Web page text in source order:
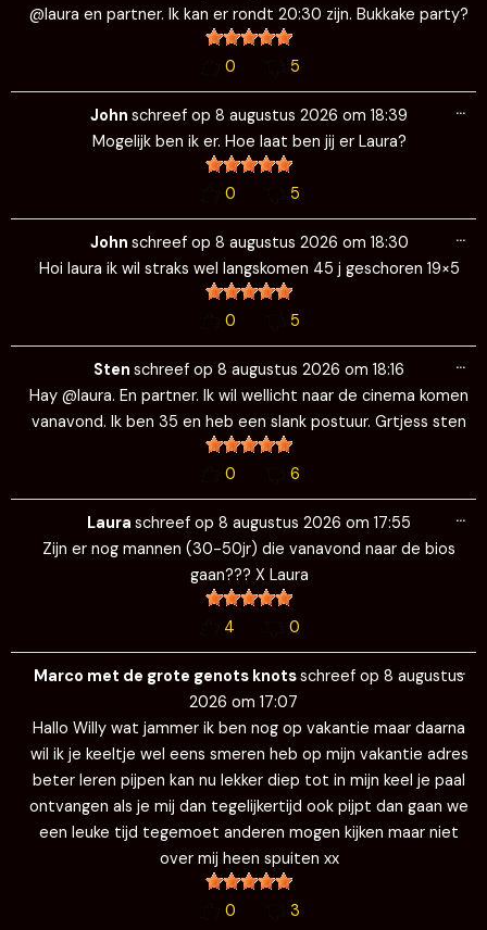
@laura en partner. Ik kan er rondt 20:30 zijn. Bukkake party?
0 5
John schreef op 8 augustus 2026 om 18:39
Mogelijk ben ik er. Hoe laat ben jij er Laura?
0 5
…
John schreef op 8 augustus 2026 om 18:30
Hoi laura ik wil straks wel langskomen 45 j geschoren 19×5
0 5
…
Sten schreef op 8 augustus 2026 om 18:16
Hay @laura. En partner. Ik wil wellicht naar de cinema komen
vanavond. Ik ben 35 en heb een slank postuur. Grtjess sten
0 6
…
Laura schreef op 8 augustus 2026 om 17:55
Zijn er nog mannen (30-50jr) die vanavond naar de bios
gaan??? X Laura
4 0
…
Marco met de grote genots knotsschreef op 8 augustus
2026 om 17:07
Hallo Willy wat jammer ik ben nog op vakantie maar daarna
wil ik je keeltje wel eens smeren heb op mijn vakantie adres
beter leren pijpen kan nu lekker diep tot in mijn keel je paal
ontvangen als je mij dan tegelijkertijd ook pijpt dan gaan we
een leuke tijd tegemoet anderen mogen kijken maar niet
over mij heen spuiten xx
0 3
…